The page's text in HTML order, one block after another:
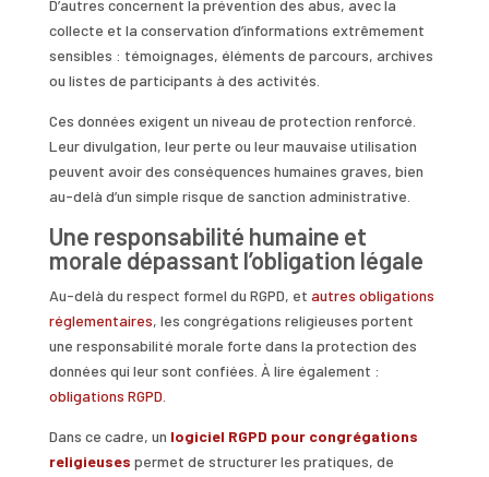
D’autres concernent la prévention des abus, avec la
collecte et la conservation d’informations extrêmement
sensibles : témoignages, éléments de parcours, archives
ou listes de participants à des activités.
Ces données exigent un niveau de protection renforcé.
Leur divulgation, leur perte ou leur mauvaise utilisation
peuvent avoir des conséquences humaines graves, bien
au-delà d’un simple risque de sanction administrative.
Une responsabilité humaine et
morale dépassant l’obligation légale
Au-delà du respect formel du RGPD, et autres obligations
réglementaires, les congrégations religieuses portent
une responsabilité morale forte dans la protection des
données qui leur sont confiées. À lire également :
obligations RGPD
Dans ce cadre, un logiciel RGPD pour congrégations
religieuses permet de structurer les pratiques, de